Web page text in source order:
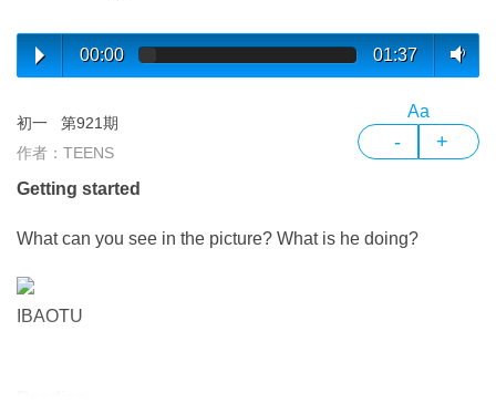
00:00 01:37
初一
第921期
作者：TEENS
Aa
- +
Getting started
What can you see in the picture? What is he doing?
IBAOTU